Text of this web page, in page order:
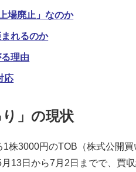
場廃止」なのか
れるのか
理由
応
」の現状
株3000円のTOB（株式公開
13日から7月2日までで、買